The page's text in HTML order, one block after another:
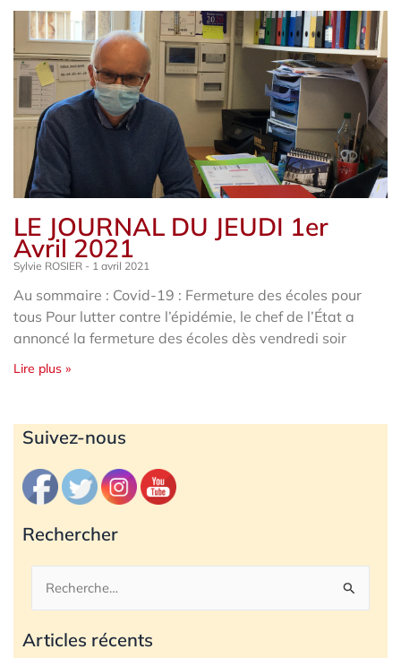
LE JOURNAL DU JEUDI 1er
Avril 2021
Sylvie ROSIER 1 avril 2021
Au sommaire : Covid-19 : Fermeture des écoles pour
tous Pour lutter contre l’épidémie, le chef de l’État a
annoncé la fermeture des écoles dès vendredi soir
Lire plus »
Suivez-nous
Rechercher
Rechercher :
Articles récents
Archives